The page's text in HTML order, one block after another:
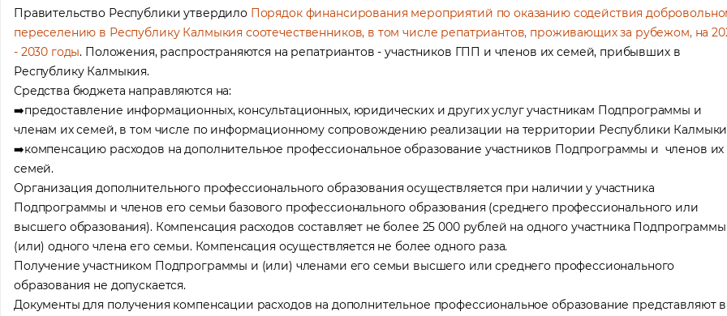
Правительство Республики утвердило Порядок финансирования мероприятий по оказанию содействия
переселению в Республику Калмыкия соотечественников, в том числе репатриантов, проживающих за рубежом, на
- 2030 годы. Положения, распространяются на репатриантов - участников ГПП и членов их семей, прибывших в
Республику Калмыкия.
Средства бюджета направляются на:
➡️предоставление информационных, консультационных, юридических и других услуг участникам Подпрограммы и
членам их семей, в том числе по информационному сопровождению реализации на территории Республики
➡️компенсацию расходов на дополнительное профессиональное образование участников Подпрограммы и членов их
семей.
Организация дополнительного профессионального образования осуществляется при наличии у участника
Подпрограммы и членов его семьи базового профессионального образования (среднего профессионального или
высшего образования). Компенсация расходов составляет не более 25 000 рублей на одного участника
(или) одного члена его семьи. Компенсация осуществляется не более одного раза.
Получение участником Подпрограммы и (или) членами его семьи высшего или среднего профессионального
образования не допускается.
Документы для получения компенсации расходов на дополнительное профессиональное образование представляют в